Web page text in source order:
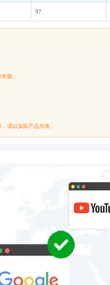
97
版。
请以实际产品为准。